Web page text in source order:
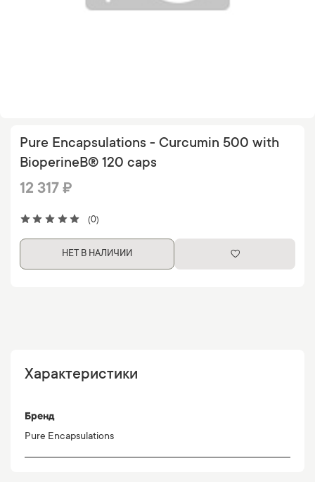
(0)
Pure Encapsulations - Curcumin 500 with
BioperineВ® 120 caps
12 317 ₽
НЕТ В НАЛИЧИИ
Характеристики
Бренд
Pure Encapsulations